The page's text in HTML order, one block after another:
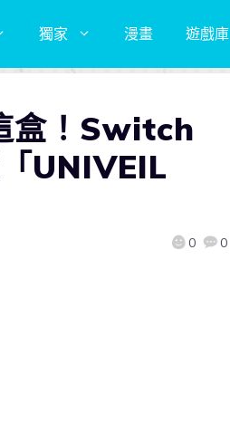
獨家 漫畫 遊戲庫
盒！Switch
UNIVEIL
0 0